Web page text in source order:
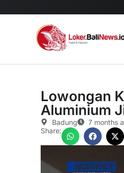
Lowongan
Aluminium
Badung
7 months
Share: